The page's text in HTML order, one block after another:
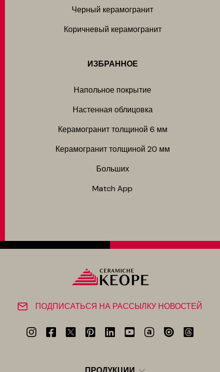
Черный керамогранит
Коричневый керамогранит
ИЗБРАННОЕ
Напольное покрытие
Настенная облицовка
Керамогранит толщиной 6 мм
Керамогранит толщиной 20 мм
Больших
Match App
ПОДПИСАТЬСЯ НА РАССЫЛКУ НОВОСТЕЙ